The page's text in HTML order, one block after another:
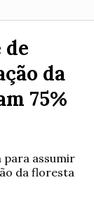
de
da
75%
para assumir
da floresta